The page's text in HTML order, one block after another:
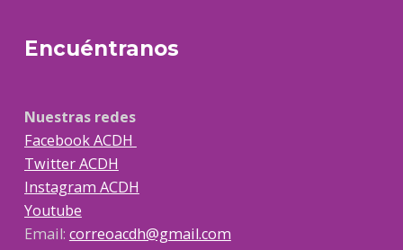
Encuéntranos
Nuestras redes
Facebook ACDH
Twitter ACDH
Instagram ACDH
Youtube
Email: correoacdh@gmail.com